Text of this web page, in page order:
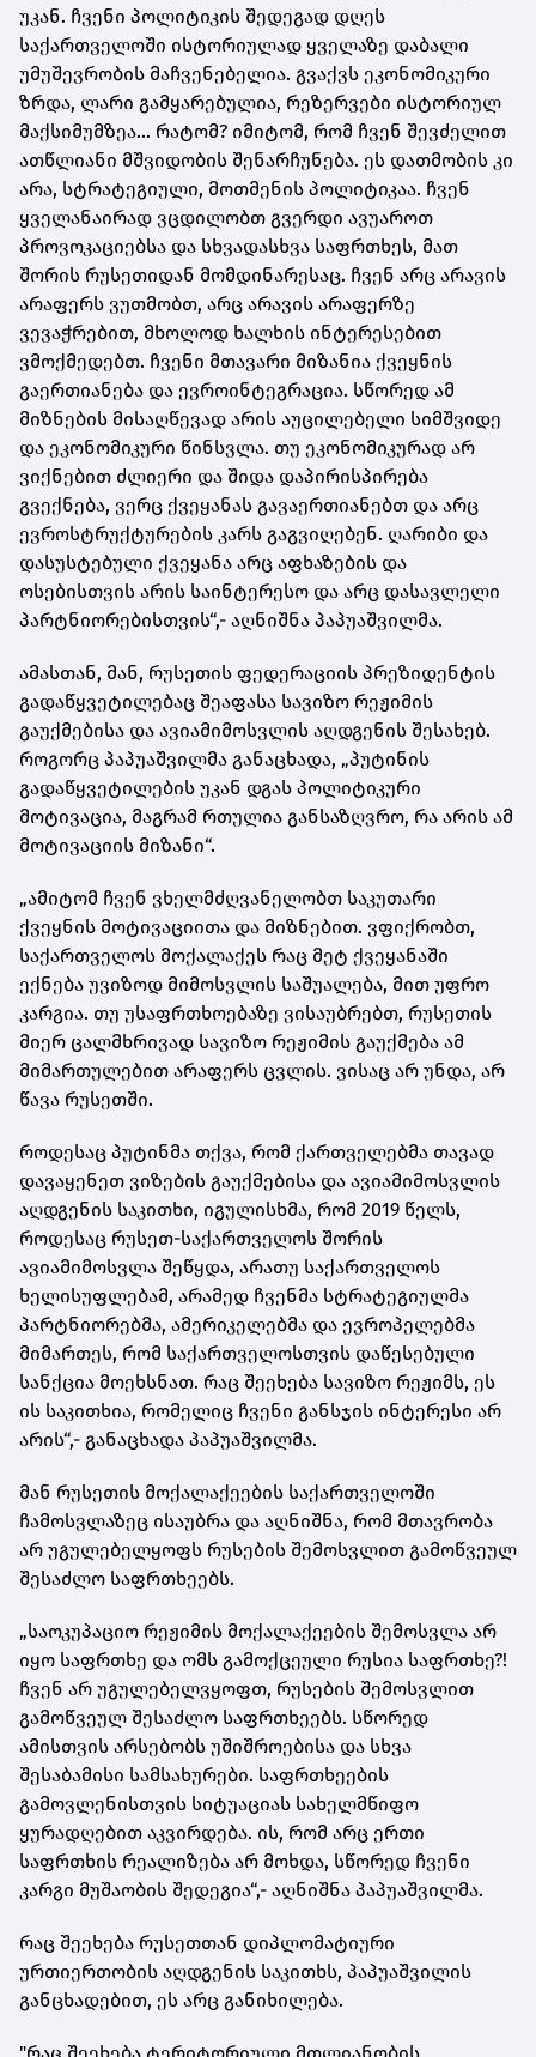
უკან. ჩვენი პოლიტიკის შედეგად დღეს
საქართველოში ისტორიულად ყველაზე დაბალი
უმუშევრობის მაჩვენებელია. გვაქვს ეკონომიკური
ზრდა, ლარი გამყარებულია, რეზერვები ისტორიულ
მაქსიმუმზეა... რატომ? იმიტომ, რომ ჩვენ შევძელით
ათწლიანი მშვიდობის შენარჩუნება. ეს დათმობის კი
არა, სტრატეგიული, მოთმენის პოლიტიკაა. ჩვენ
ყველანაირად ვცდილობთ გვერდი ავუაროთ
პროვოკაციებსა და სხვადასხვა საფრთხეს, მათ
შორის რუსეთიდან მომდინარესაც. ჩვენ არც არავის
არაფერს ვუთმობთ, არც არავის არაფერზე
ვევაჭრებით, მხოლოდ ხალხის ინტერესებით
ვმოქმედებთ. ჩვენი მთავარი მიზანია ქვეყნის
გაერთიანება და ევროინტეგრაცია. სწორედ ამ
მიზნების მისაღწევად არის აუცილებელი სიმშვიდე
და ეკონომიკური წინსვლა. თუ ეკონომიკურად არ
ვიქნებით ძლიერი და შიდა დაპირისპირება
გვექნება, ვერც ქვეყანას გავაერთიანებთ და არც
ევროსტრუქტურების კარს გაგვიღებენ. ღარიბი და
დასუსტებული ქვეყანა არც აფხაზების და
ოსებისთვის არის საინტერესო და არც დასავლელი
პარტნიორებისთვის“,- აღნიშნა პაპუაშვილმა.
ამასთან, მან, რუსეთის ფედერაციის პრეზიდენტის
გადაწყვეტილებაც შეაფასა სავიზო რეჟიმის
გაუქმებისა და ავიამიმოსვლის აღდგენის შესახებ.
როგორც პაპუაშვილმა განაცხადა, „პუტინის
გადაწყვეტილების უკან დგას პოლიტიკური
მოტივაცია, მაგრამ რთულია განსაზღვრო, რა არის ამ
მოტივაციის მიზანი“.
„ამიტომ ჩვენ ვხელმძღვანელობთ საკუთარი
ქვეყნის მოტივაციითა და მიზნებით. ვფიქრობთ,
საქართველოს მოქალაქეს რაც მეტ ქვეყანაში
ექნება უვიზოდ მიმოსვლის საშუალება, მით უფრო
კარგია. თუ უსაფრთხოებაზე ვისაუბრებთ, რუსეთის
მიერ ცალმხრივად სავიზო რეჟიმის გაუქმება ამ
მიმართულებით არაფერს ცვლის. ვისაც არ უნდა, არ
წავა რუსეთში.
როდესაც პუტინმა თქვა, რომ ქართველებმა თავად
დავაყენეთ ვიზების გაუქმებისა და ავიამიმოსვლის
აღდგენის საკითხი, იგულისხმა, რომ 2019 წელს,
როდესაც რუსეთ-საქართველოს შორის
ავიამიმოსვლა შეწყდა, არათუ საქართველოს
ხელისუფლებამ, არამედ ჩვენმა სტრატეგიულმა
პარტნიორებმა, ამერიკელებმა და ევროპელებმა
მიმართეს, რომ საქართველოსთვის დაწესებული
სანქცია მოეხსნათ. რაც შეეხება სავიზო რეჟიმს, ეს
ის საკითხია, რომელიც ჩვენი განსჯის ინტერესი არ
არის“,- განაცხადა პაპუაშვილმა.
მან რუსეთის მოქალაქეების საქართველოში
ჩამოსვლაზეც ისაუბრა და აღნიშნა, რომ მთავრობა
არ უგულებელყოფს რუსების შემოსვლით გამოწვეულ
შესაძლო საფრთხეებს.
„საოკუპაციო რეჟიმის მოქალაქეების შემოსვლა არ
იყო საფრთხე და ომს გამოქცეული რუსია საფრთხე?!
ჩვენ არ უგულებელვყოფთ, რუსების შემოსვლით
გამოწვეულ შესაძლო საფრთხეებს. სწორედ
ამისთვის არსებობს უშიშროებისა და სხვა
შესაბამისი სამსახურები. საფრთხეების
გამოვლენისთვის სიტუაციას სახელმწიფო
ყურადღებით აკვირდება. ის, რომ არც ერთი
საფრთხის რეალიზება არ მოხდა, სწორედ ჩვენი
კარგი მუშაობის შედეგია“,- აღნიშნა პაპუაშვილმა.
რაც შეეხება რუსეთთან დიპლომატიური
ურთიერთობის აღდგენის საკითხს, პაპუაშვილის
განცხადებით, ეს არც განიხილება.